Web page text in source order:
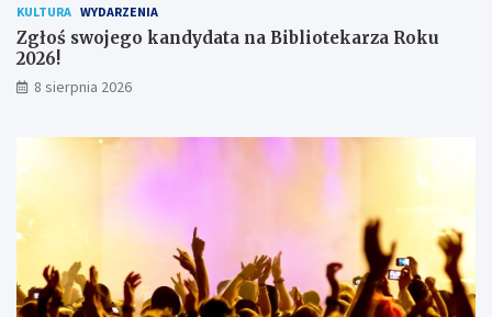
ó
w
KULTURA WYDARZENIA
Zgłoś swojego kandydata na Bibliotekarza Roku
2026!
8 sierpnia 2026